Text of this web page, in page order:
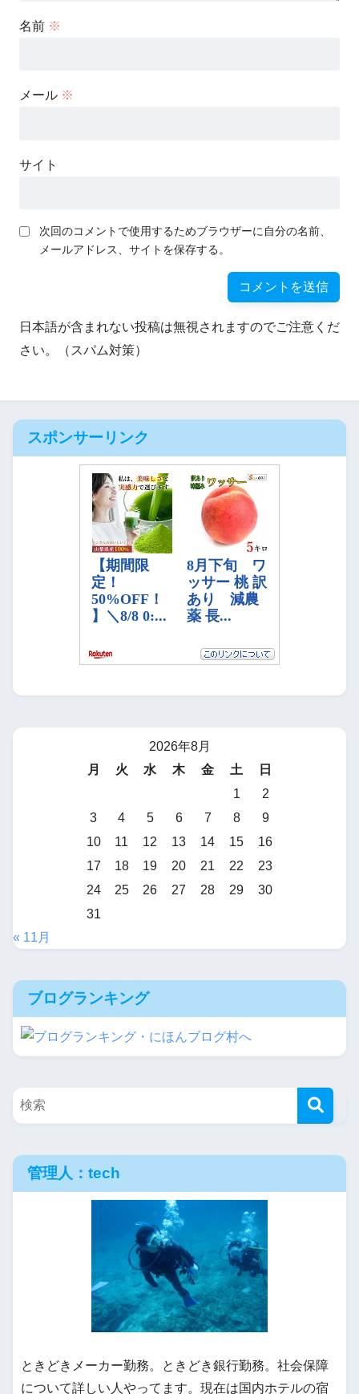
名前 ※
メール ※
サイト
次回のコメントで使用するためブラウザーに自分の名前、
メールアドレス、サイトを保存する。
日本語が含まれない投稿は無視されますのでご注意くだ
さい。（スパム対策）
スポンサーリンク
2026年8月
月
火 水 木 金 土
日
1
2
3
4 5 6 7 8
9
10
11 12 13 14 15
16
17
18 19 20 21 22
23
24
25 26 27 28 29
30
31
« 11月
ブログランキング
管理人：tech
ときどきメーカー勤務。ときどき銀行勤務。社会保障
について詳しい人やってます。現在は国内ホテルの宿